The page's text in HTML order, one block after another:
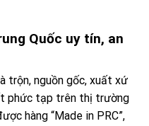
Quốc uy tín, an
trộn, nguồn gốc, xuất xứ
phức tạp trên thị trường
hàng “Made in PRC”,